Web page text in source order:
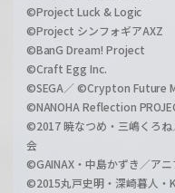
©Project Luck & Logic
©Project シンフォギアAXZ
©BanG Dream! Project
©Craft Egg Inc.
©SEGA／ ©Crypton Future
©NANOHA Reflection
©2017 暁なつめ・三嶋くろね
会
©GAINAX・中島かずき／ア
©2015丸戸史明・深崎暮人・